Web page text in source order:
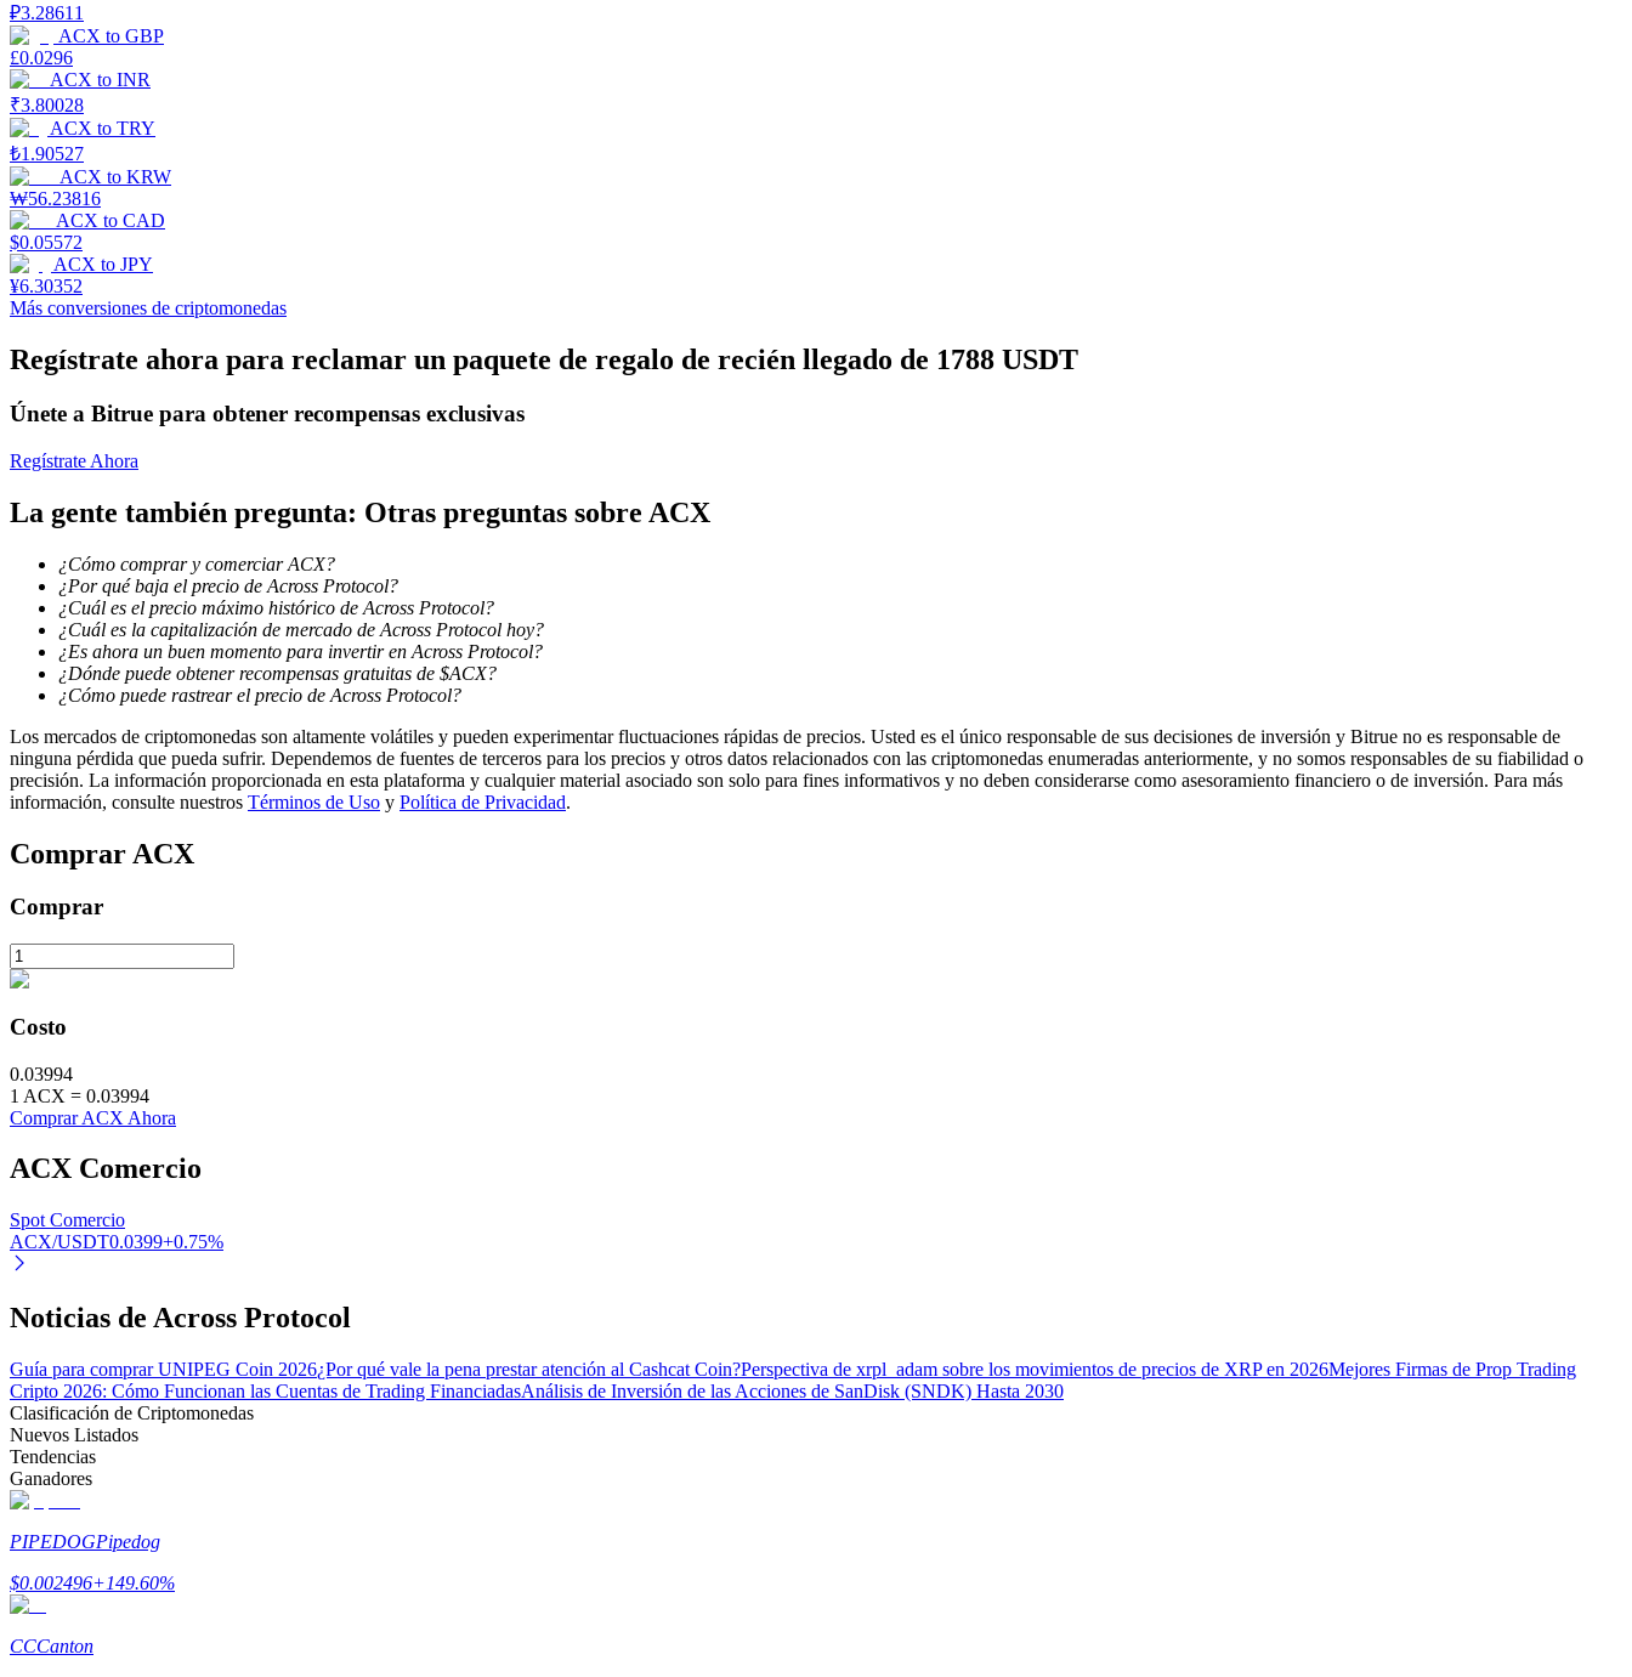
Earn
Staking
Alta rentabilidad y acceso instantáneo
Launchpool
Bloqueos BTR
Inversiones exclusivas para titulares de BTR
Servicio de préstamos respaldado por criptomonedas
₽3.28611
ACX to GBP
£0.0296
ACX to INR
₹3.80028
ACX to TRY
₺1.90527
ACX to KRW
₩56.23816
ACX to CAD
$0.05572
ACX to JPY
¥6.30352
Más conversiones de criptomonedas
Regístrate ahora para reclamar un paquete de regalo de recién llegado de 1788 USDT
Únete a Bitrue para obtener recompensas exclusivas
Regístrate Ahora
La gente también pregunta: Otras preguntas sobre ACX
¿Cómo comprar y comerciar ACX?
¿Por qué baja el precio de Across Protocol?
¿Cuál es el precio máximo histórico de Across Protocol?
¿Cuál es la capitalización de mercado de Across Protocol hoy?
¿Es ahora un buen momento para invertir en Across Protocol?
¿Dónde puede obtener recompensas gratuitas de $ACX?
¿Cómo puede rastrear el precio de Across Protocol?
Los mercados de criptomonedas son altamente volátiles y pueden experimentar fluctuaciones rápidas de precios. Usted es el único responsable de sus decisiones de inversión y Bitrue no es responsable de
ninguna pérdida que pueda sufrir. Dependemos de fuentes de terceros para los precios y otros datos relacionados con las criptomonedas enumeradas anteriormente, y no somos responsables de su fiabilidad o
precisión. La información proporcionada en esta plataforma y cualquier material asociado son solo para fines informativos y no deben considerarse como asesoramiento financiero o de inversión. Para más
información, consulte nuestros Términos de Uso y Política de Privacidad.
Comprar ACX
Comprar
Costo
0.03994
1 ACX = 0.03994
Comprar ACX Ahora
ACX Comercio
Spot Comercio
ACX/USDT0.0399+0.75%
Noticias de Across Protocol
Guía para comprar UNIPEG Coin 2026¿Por qué vale la pena prestar atención al Cashcat Coin?Perspectiva de xrpl_adam sobre los movimientos de precios de XRP en 2026Mejores Firmas de Prop Trading
Cripto 2026: Cómo Funcionan las Cuentas de Trading FinanciadasAnálisis de Inversión de las Acciones de SanDisk (SNDK) Hasta 2030
Clasificación de Criptomonedas
Nuevos Listados
Tendencias
Ganadores
PIPEDOGPipedog
$0.002496+149.60%
CCCanton